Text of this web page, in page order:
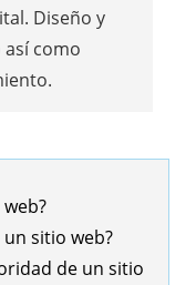
Diseño y
como
sitio web?
de un sitio